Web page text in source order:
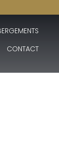
CONTACT